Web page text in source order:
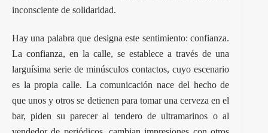
inconsciente de solidaridad.
Hay una palabra que designa este sentimiento: confianza.
La confianza, en la calle, se establece a través de una
larguísima serie de minúsculos contactos, cuyo escenario
es la propia calle. La comunicación nace del hecho de
que unos y otros se detienen para tomar una cerveza en el
bar, piden su parecer al tendero de ultramarinos o al